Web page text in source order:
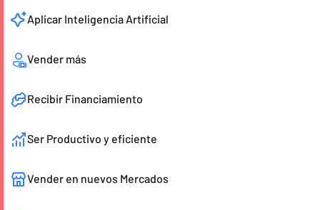
Aplicar Inteligencia Artificial
Vender más
Recibir Financiamiento
Ser Productivo y eficiente
Vender en nuevos Mercados